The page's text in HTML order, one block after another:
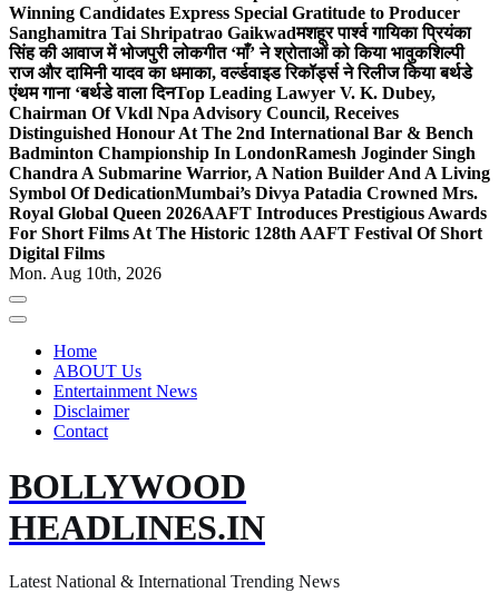
Winning Candidates Express Special Gratitude to Producer
Sanghamitra Tai Shripatrao Gaikwadमशहूर पार्श्व गायिका प्रियंका
सिंह की आवाज में भोजपुरी लोकगीत ‘माँ’ ने श्रोताओं को किया भावुकशिल्पी
राज और दामिनी यादव का धमाका, वर्ल्डवाइड रिकॉर्ड्स ने रिलीज किया बर्थडे
एंथम गाना ‘बर्थडे वाला दिनTop Leading Lawyer V. K. Dubey,
Chairman Of Vkdl Npa Advisory Council, Receives
Distinguished Honour At The 2nd International Bar & Bench
Badminton Championship In LondonRamesh Joginder Singh
Chandra A Submarine Warrior, A Nation Builder And A Living
Symbol Of DedicationMumbai’s Divya Patadia Crowned Mrs.
Royal Global Queen 2026AAFT Introduces Prestigious Awards
For Short Films At The Historic 128th AAFT Festival Of Short
Digital Films
Mon. Aug 10th, 2026
Home
ABOUT Us
Entertainment News
Disclaimer
Contact
BOLLYWOOD
HEADLINES.IN
Latest National & International Trending News